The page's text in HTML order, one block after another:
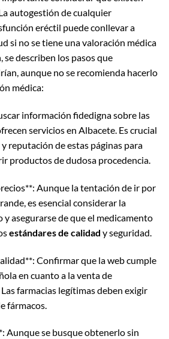
autogestión de cualquier
eréctil puede conllevar a
si no se tiene una valoración médica
describen los pasos que
aunque no se recomienda hacerlo
médica:
información fidedigna sobre las
servicios en Albacete. Es crucial
reputación de estas páginas para
productos de dudosa procedencia.
Aunque la tentación de ir por
es esencial considerar la
asegurarse de que el medicamento
estándares de calidad y seguridad.
Confirmar que la web cumple
en cuanto a la venta de
farmacias legítimas deben exigir
fármacos.
Aunque se busque obtenerlo sin